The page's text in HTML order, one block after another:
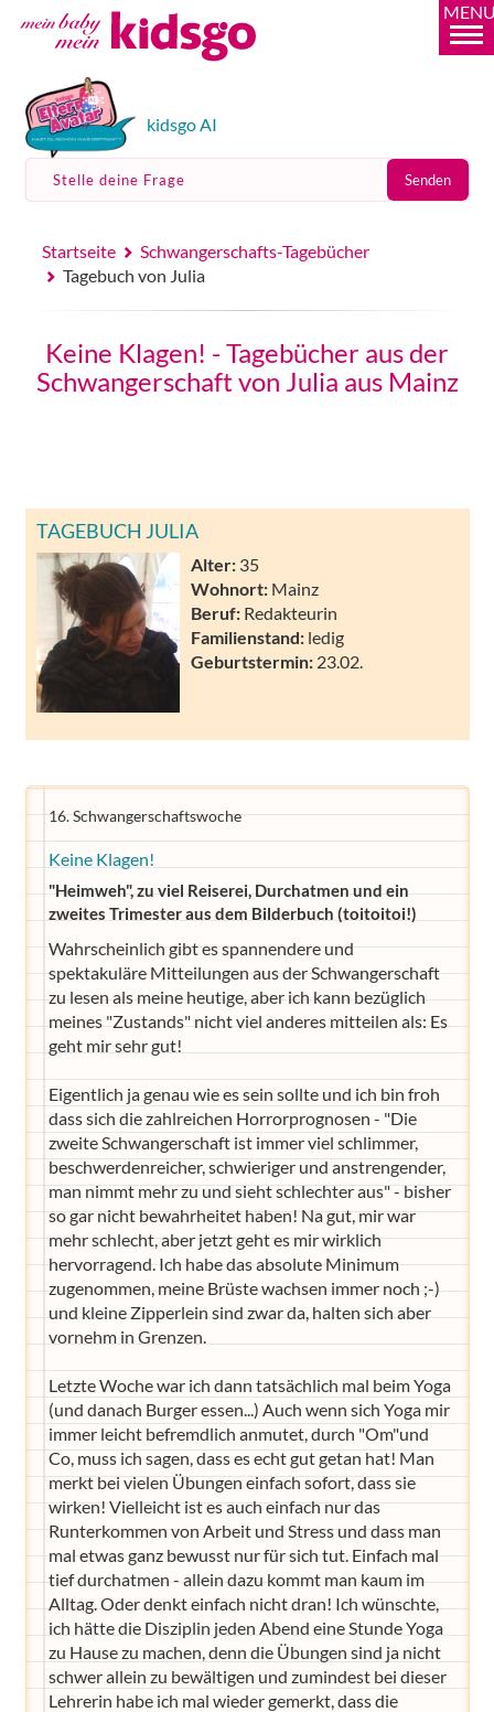
kidsgo AI
Stelle deine Frage Senden
Startseite
Schwangerschafts-Tagebücher
Tagebuch von Julia
Keine Klagen! - Tagebücher aus der
Schwangerschaft von Julia aus Mainz
TAGEBUCH JULIA
Alter: 35
Wohnort: Mainz
Beruf: Redakteurin
Familienstand: ledig
Geburtstermin: 23.02.
16. Schwangerschaftswoche
Keine Klagen!
"Heimweh", zu viel Reiserei, Durchatmen und ein
zweites Trimester aus dem Bilderbuch (toitoitoi!)
Wahrscheinlich gibt es spannendere und
spektakuläre Mitteilungen aus der Schwangerschaft
zu lesen als meine heutige, aber ich kann bezüglich
meines "Zustands" nicht viel anderes mitteilen als: Es
geht mir sehr gut!
Eigentlich ja genau wie es sein sollte und ich bin froh
dass sich die zahlreichen Horrorprognosen - "Die
zweite Schwangerschaft ist immer viel schlimmer,
beschwerdenreicher, schwieriger und anstrengender,
man nimmt mehr zu und sieht schlechter aus" - bisher
so gar nicht bewahrheitet haben! Na gut, mir war
mehr schlecht, aber jetzt geht es mir wirklich
hervorragend. Ich habe das absolute Minimum
zugenommen, meine Brüste wachsen immer noch ;-)
und kleine Zipperlein sind zwar da, halten sich aber
vornehm in Grenzen.
Letzte Woche war ich dann tatsächlich mal beim Yoga
(und danach Burger essen...) Auch wenn sich Yoga mir
immer leicht befremdlich anmutet, durch "Om"und
Co, muss ich sagen, dass es echt gut getan hat! Man
merkt bei vielen Übungen einfach sofort, dass sie
wirken! Vielleicht ist es auch einfach nur das
Runterkommen von Arbeit und Stress und dass man
mal etwas ganz bewusst nur für sich tut. Einfach mal
tief durchatmen - allein dazu kommt man kaum im
Alltag. Oder denkt einfach nicht dran! Ich wünschte,
ich hätte die Disziplin jeden Abend eine Stunde Yoga
zu Hause zu machen, denn die Übungen sind ja nicht
schwer allein zu bewältigen und zumindest bei dieser
Lehrerin habe ich mal wieder gemerkt, dass die